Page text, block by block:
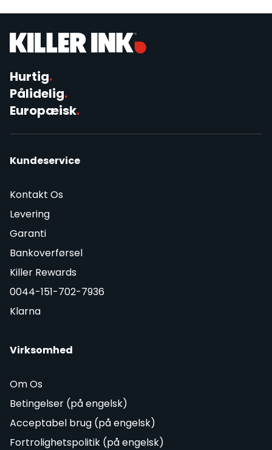
Hurtig.
Pålidelig.
Europæisk.
Kundeservice
Kontakt Os
Levering
Garanti
Bankoverførsel
Killer Rewards
0044-151-702-7936
Klarna
Virksomhed
Om Os
Betingelser (på engelsk)
Acceptabel brug (på engelsk)
Fortrolighetspolitik (på engelsk)